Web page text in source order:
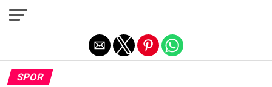
SPOR